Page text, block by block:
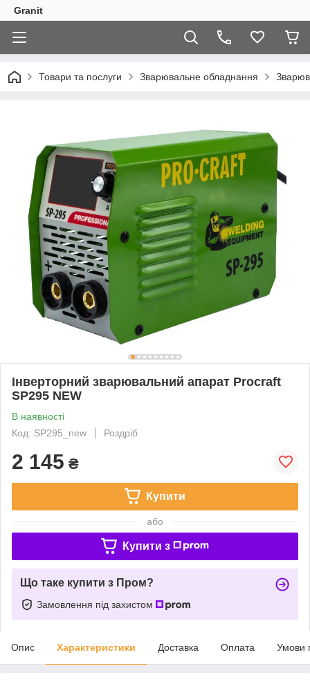
Granit
Товари та послуги Зварювальне обладнання
Інверторний зварювальний апарат Procraft
SP295 NEW
В наявності
Код: SP295_new
Роздріб
2 145 ₴
Купити
або
Купити з
Що таке купити з Пром?
Замовлення під захистом
Опис Характеристики Доставка Оплата Умови